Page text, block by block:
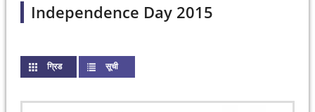
Independence Day 2015
ग्रिड(active tab) सूची